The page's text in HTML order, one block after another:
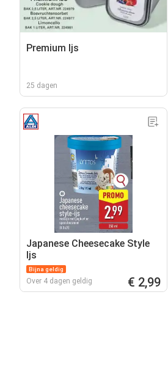
Premium Ijs
25 dagen
Japanese Cheesecake Style
Ijs
Bijna geldig
Over 4 dagen geldig € 2,99